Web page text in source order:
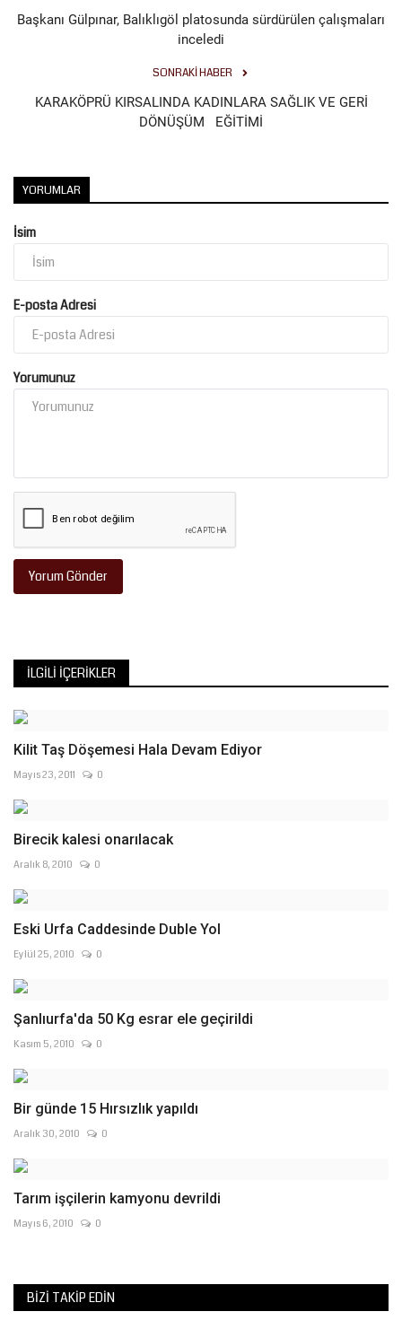
Başkanı Gülpınar, Balıklıgöl platosunda sürdürülen çalışmaları
inceledi
SONRAKI HABER
KARAKÖPRÜ KIRSALINDA KADINLARA SAĞLIK VE GERİ
DÖNÜŞÜM EĞİTİMİ
YORUMLAR
İsim
E-posta Adresi
Yorumunuz
Yorum Gönder
İLGILI İÇERIKLER
Kilit Taş Döşemesi Hala Devam Ediyor
Mayıs 23, 2011 0
Birecik kalesi onarılacak
Aralık 8, 2010 0
Eski Urfa Caddesinde Duble Yol
Eylül 25, 2010 0
Şanlıurfa'da 50 Kg esrar ele geçirildi
Kasım 5, 2010 0
Bir günde 15 Hırsızlık yapıldı
Aralık 30, 2010 0
Tarım işçilerin kamyonu devrildi
Mayıs 6, 2010 0
BIZI TAKIP EDIN